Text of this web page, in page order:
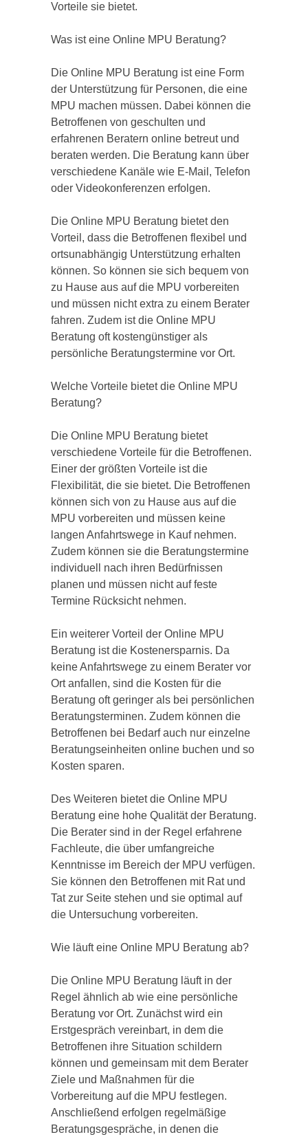
Vorteile sie bietet.
Was ist eine Online MPU Beratung?
Die Online MPU Beratung ist eine Form
der Unterstützung für Personen, die eine
MPU machen müssen. Dabei können die
Betroffenen von geschulten und
erfahrenen Beratern online betreut und
beraten werden. Die Beratung kann über
verschiedene Kanäle wie E-Mail, Telefon
oder Videokonferenzen erfolgen.
Die Online MPU Beratung bietet den
Vorteil, dass die Betroffenen flexibel und
ortsunabhängig Unterstützung erhalten
können. So können sie sich bequem von
zu Hause aus auf die MPU vorbereiten
und müssen nicht extra zu einem Berater
fahren. Zudem ist die Online MPU
Beratung oft kostengünstiger als
persönliche Beratungstermine vor Ort.
Welche Vorteile bietet die Online MPU
Beratung?
Die Online MPU Beratung bietet
verschiedene Vorteile für die Betroffenen.
Einer der größten Vorteile ist die
Flexibilität, die sie bietet. Die Betroffenen
können sich von zu Hause aus auf die
MPU vorbereiten und müssen keine
langen Anfahrtswege in Kauf nehmen.
Zudem können sie die Beratungstermine
individuell nach ihren Bedürfnissen
planen und müssen nicht auf feste
Termine Rücksicht nehmen.
Ein weiterer Vorteil der Online MPU
Beratung ist die Kostenersparnis. Da
keine Anfahrtswege zu einem Berater vor
Ort anfallen, sind die Kosten für die
Beratung oft geringer als bei persönlichen
Beratungsterminen. Zudem können die
Betroffenen bei Bedarf auch nur einzelne
Beratungseinheiten online buchen und so
Kosten sparen.
Des Weiteren bietet die Online MPU
Beratung eine hohe Qualität der Beratung.
Die Berater sind in der Regel erfahrene
Fachleute, die über umfangreiche
Kenntnisse im Bereich der MPU verfügen.
Sie können den Betroffenen mit Rat und
Tat zur Seite stehen und sie optimal auf
die Untersuchung vorbereiten.
Wie läuft eine Online MPU Beratung ab?
Die Online MPU Beratung läuft in der
Regel ähnlich ab wie eine persönliche
Beratung vor Ort. Zunächst wird ein
Erstgespräch vereinbart, in dem die
Betroffenen ihre Situation schildern
können und gemeinsam mit dem Berater
Ziele und Maßnahmen für die
Vorbereitung auf die MPU festlegen.
Anschließend erfolgen regelmäßige
Beratungsgespräche, in denen die